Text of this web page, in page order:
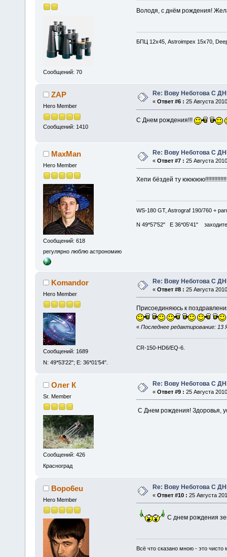
Сообщений: 70
Володя, с днём рождения!
БПЦ 12х45, Astroimpex 15х70,
ZAP
Hero Member
Сообщений: 1410
Re: Вову Неботова С
« Ответ #6 : 25 Августа
С Днем рождения!!!
MaxMan
Hero Member
Сообщений: 618
регулярно люблю астрономию
Re: Вову Неботова С
« Ответ #7 : 25 Августа
Хепи бёздей ту
WS-180 GT, Astrograf 190/760 +
N 49*57'52" E 36*05'41"
Komandor
Hero Member
Сообщений: 1689
N: 49*53'22"; E: 36*01'54".
Re: Вову Неботова С
« Ответ #8 : 25 Августа
Присоединяюсь к
« Последнее редактирование: 13
CR-150-HD6/EQ-6.
Олег К
Sr. Member
Сообщений: 426
Красноград
Re: Вову Неботова С
« Ответ #9 : 25 Августа
С Днем рождения! Здоровья,
Bopo6eu
Hero Member
Re: Вову Неботова С
« Ответ #10 : 25 Августа
С днем рождения
Всё что сказано мною - это чисто